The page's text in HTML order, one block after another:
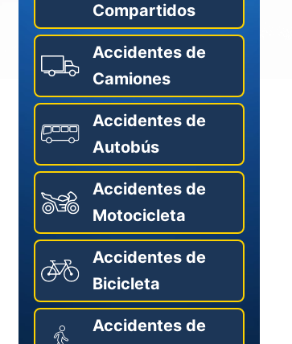
Compartidos
Accidentes de
Camiones
Accidentes de
Autobús
Accidentes de
Motocicleta
Accidentes de
Bicicleta
Accidentes de